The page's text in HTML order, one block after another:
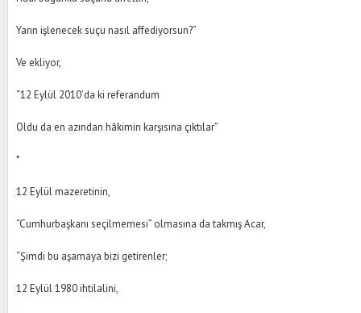
Yarın işlenecek suçu nasıl affediyorsun?”
Ve ekliyor,
“12 Eylül 2010’da ki referandum
Oldu da en azından hâkimin karşısına çıktılar”
*
12 Eylül mazeretinin,
“Cumhurbaşkanı seçilmemesi” olmasına da takmış Acar,
“Şimdi bu aşamaya bizi getirenler;
12 Eylül 1980 ihtilalini,